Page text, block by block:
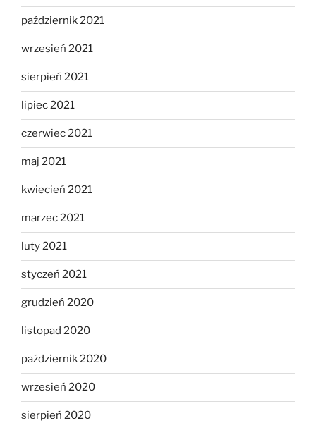
październik 2021
wrzesień 2021
sierpień 2021
lipiec 2021
czerwiec 2021
maj 2021
kwiecień 2021
marzec 2021
luty 2021
styczeń 2021
grudzień 2020
listopad 2020
październik 2020
wrzesień 2020
sierpień 2020